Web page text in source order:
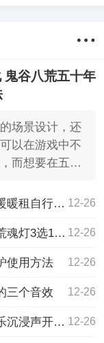
鬼谷八荒五十年
场景设计，还
以在游戏中不
而想要在五十
无限暖暖自行车获取点位有哪些 无限暖暖租自行车位置大全 12-26
鬼谷八荒魂灯三选一选哪个好 鬼谷八荒魂灯3选1选择推荐 12-26
使用方法 12-26
三个音效 12-26
网易云音乐沉浸声怎么开启 网易云音乐沉浸声开启方法介绍 12-26